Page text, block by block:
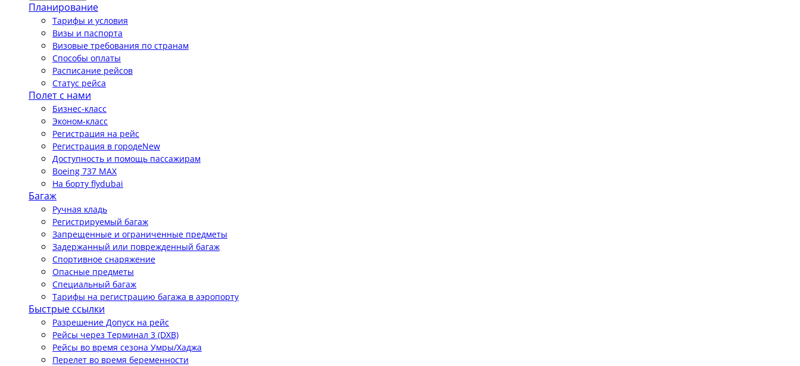
Планирование
Тарифы и условия
Визы и паспорта
Визовые требования по странам
Способы оплаты
Расписание рейсов
Статус рейса
Полет с нами
Бизнес-класс
Эконом-класс
Регистрация на рейс
Регистрация в городеNew
Доступность и помощь пассажирам
Boeing 737 MAX
На борту flydubai
Багаж
Ручная кладь
Регистрируемый багаж
Запрещенные и ограниченные предметы
Задержанный или поврежденный багаж
Спортивное снаряжение
Опасные предметы
Специальный багаж
Тарифы на регистрацию багажа в аэропорту
Быстрые ссылки
Разрешение Допуск на рейс
Рейсы через Терминал 3 (DXB)
Рейсы во время сезона Умры/Хаджа
Перелет во время беременности